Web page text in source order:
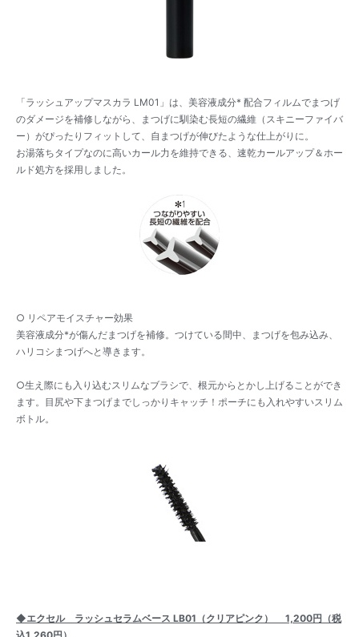
「ラッシュアップマスカラ LM01」は、美容液成分* 配合フィルムでまつげ
のダメージを補修しながら、まつげに馴染む長短の繊維（スキニーファイバ
ー）がぴったりフィットして、自まつげが伸びたような仕上がりに。
お湯落ちタイプなのに高いカール力を維持できる、速乾カールアップ＆ホー
ルド処方を採用しました。
○ リペアモイスチャー効果
美容液成分*が傷んだまつげを補修。つけている間中、まつげを包み込み、
ハリコシまつげへと導きます。
○生え際にも入り込むスリムなブラシで、根元からとかし上げることができ
ます。目尻や下まつげまでしっかりキャッチ！ポーチにも入れやすいスリム
ボトル。
◆エクセル ラッシュセラムベース LB01（クリアピンク） 1,200円（税